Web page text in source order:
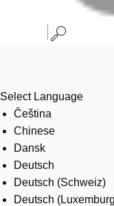
Select Language
Čeština
Chinese
Dansk
Deutsch
Deutsch (Schweiz)
Deutsch